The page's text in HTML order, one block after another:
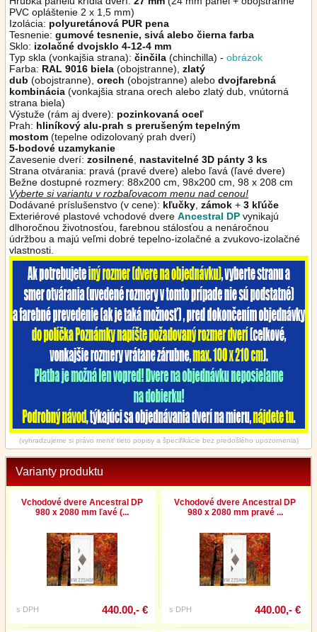
PVC opláštenie 2 x 1,5 mm)
Izolácia: polyuretánová PUR pena
Tesnenie: gumové tesnenie, sivá alebo čierna farba
Sklo: izolačné dvojsklo 4-12-4 mm
Typ skla (vonkajšia strana): činčila (chinchilla) - obrázok
Farba: RAL 9016 biela (obojstranne), zlatý
dub (obojstranne), orech (obojstranne) alebo dvojfarebná
kombinácia (vonkajšia strana orech alebo zlatý dub, vnútorná
strana biela)
Výstuže (rám aj dvere): pozinkovaná oceľ
Prah: hliníkový alu-prah s prerušeným tepelným
mostom (tepelne odizolovaný prah dverí)
5-bodové uzamykanie
Zavesenie dverí: zosilnené nastavitelné 3D pánty 3 ks
Strana otvárania: pravá (pravé dvere) alebo ľavá (ľavé dvere)
Bežne dostupné rozmery: 88x200 cm, 98x200 cm, 98 x 208 cm
Vyberte si variantu v rozbaľovacom menu nad cenou!
Dodávané príslušenstvo (v cene): kľučky zámok + 3 kľúče
Exteriérové plastové vchodové dvere Ancestral DP vynikajú
dlhoročnou životnosťou, farebnou stálosťou a nenáročnou
údržbou a majú veľmi dobré tepelno-izolačné a zvukovo-izolačné
vlastnosti.
(vyhradzujeme si právo meniť tieto popisy a špecifikácie bez predošlého upozornenia)
Varianty produktu
Vchodové dvere Ancestral DP
980 x 2080 mm ľavé (...
s DPH 440.00,- €
Vchodové dvere Ancestral DP
980 x 2080 mm pravé ...
s DPH 440.00,- €